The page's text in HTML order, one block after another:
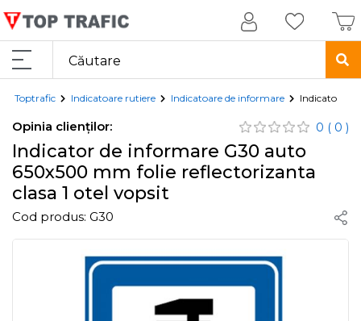
Toptrafic Indicatoare rutiere Indicatoare de informare Indicator de
Opinia clienților: 0 ( 0 )
Indicator de informare G30 auto
650x500 mm folie reflectorizanta
clasa 1 otel vopsit
Cod produs: G30